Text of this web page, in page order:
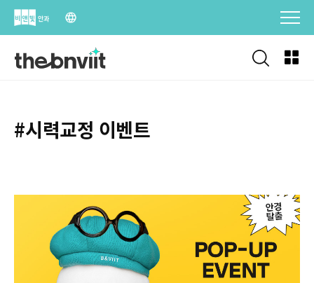
Skip
#시력교정 이벤트